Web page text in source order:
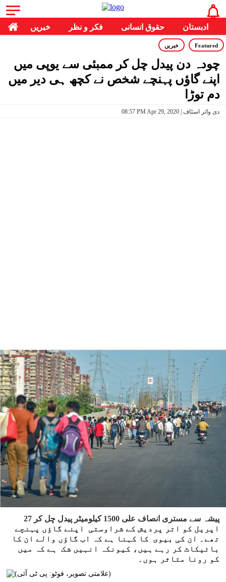
خبریں فکر و نظر حقوق انسانی ادبستان
Featured خبریں
چودہ دن پیدل چل کر ممبئی سے یوپی میں
اپنے گاؤں پہنچے شخص نے کچھ ہی دیر میں
دم توڑا
08:57 PM Apr 29, 2020 | دی وائر اسٹاف
پیشہ سے مستری انصاف علی 1500 کیلومیٹر پیدل چل کر 27
اپریل کو اتر پردیش کے شراوستی اپنے گاؤں پہنچے
تھے۔ ان کی بیوی کا کہنا ہے کہ اب گاؤں والے ان کا
بائیکاٹ کر رہے ہیں، کیونکہ انہیں شک ہے کہ میں
کو رونا متاثر ہوں۔